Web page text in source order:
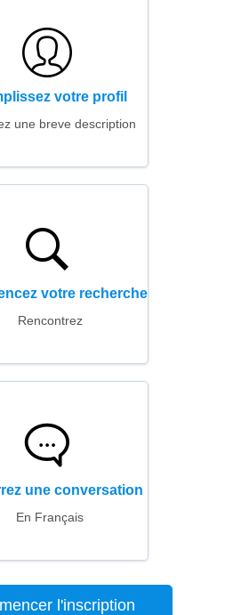
votre profil
une breve description
votre recherche
Rencontrez
une conversation
En Français
l'inscription